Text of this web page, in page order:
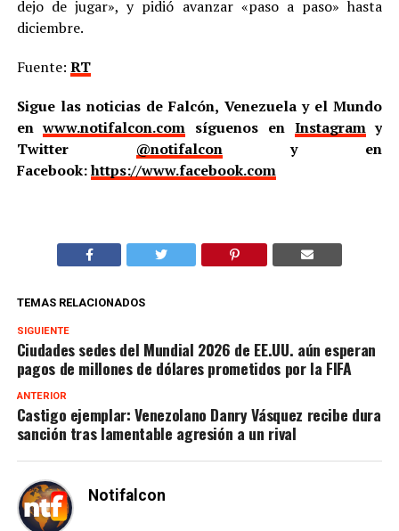
dejo de jugar», y pidió avanzar «paso a paso» hasta
diciembre.
Fuente: RT
Sigue las noticias de Falcón, Venezuela y el Mundo
enwww.notifalcon.com síguenos en Instagramy
Twitter @notifalcony en
Facebook:https://www.facebook.com
TEMAS RELACIONADOS
SIGUIENTE
Ciudades sedes del Mundial 2026 de EE.UU. aún esperan
pagos de millones de dólares prometidos por la FIFA
ANTERIOR
Castigo ejemplar: Venezolano Danry Vásquez recibe dura
sanción tras lamentable agresión a un rival
Notifalcon